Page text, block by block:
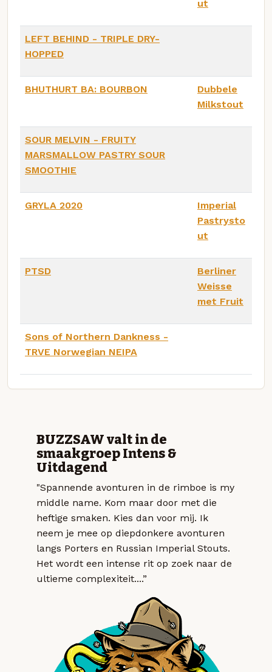
ut
LEFT BEHIND - TRIPLE DRY-
HOPPED
BHUTHURT BA: BOURBON
Dubbele
Milkstout
SOUR MELVIN - FRUITY
MARSMALLOW PASTRY SOUR
SMOOTHIE
GRYLA 2020
Imperial
Pastrysto
ut
PTSD
Berliner
Weisse
met Fruit
Sons of Northern Dankness -
TRVE Norwegian NEIPA
BUZZSAW valt in de
smaakgroep Intens &
Uitdagend
"Spannende avonturen in de rimboe is my
middle name. Kom maar door met die
heftige smaken. Kies dan voor mij. Ik
neem je mee op diepdonkere avonturen
langs Porters en Russian Imperial Stouts.
Het wordt een intense rit op zoek naar de
ultieme complexiteit....”